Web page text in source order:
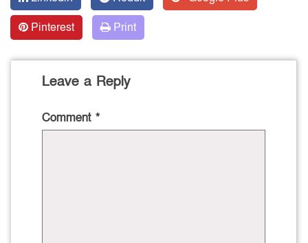
Pinterest
Print
Leave a Reply
Comment *